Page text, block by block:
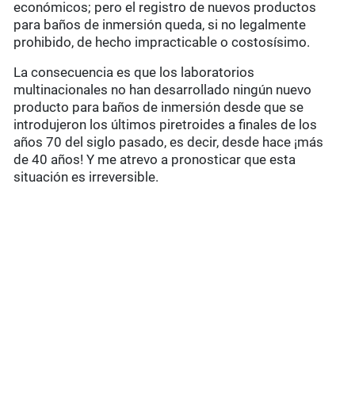
económicos; pero el registro de nuevos productos
para baños de inmersión queda, si no legalmente
prohibido, de hecho impracticable o costosísimo.
La consecuencia es que los laboratorios
multinacionales no han desarrollado ningún nuevo
producto para baños de inmersión desde que se
introdujeron los últimos piretroides a finales de los
años 70 del siglo pasado, es decir, desde hace ¡más
de 40 años! Y me atrevo a pronosticar que esta
situación es irreversible.